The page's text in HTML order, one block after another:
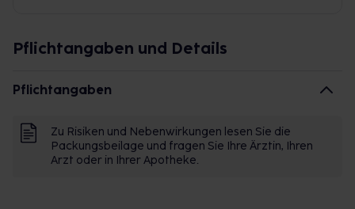
Pflichtangaben und Details
Pflichtangaben
Zu Risiken und Nebenwirkungen lesen Sie die
Packungsbeilage und fragen Sie Ihre Ärztin, Ihren
Arzt oder in Ihrer Apotheke.